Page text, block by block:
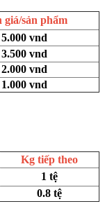
giá/sản phẩm
5.000 vnd
3.500 vnd
2.000 vnd
1.000 vnd
Kg tiếp theo
1 tệ
0.8 tệ